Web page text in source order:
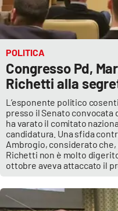
POLITICA
Congresso Pd,
Richetti alla
L’esponente politico
presso il Senato convocata
ha varato il comitato
candidatura. Una sfida
Ambrogio, considerato
Richetti non è molto
ottobre aveva attaccato il